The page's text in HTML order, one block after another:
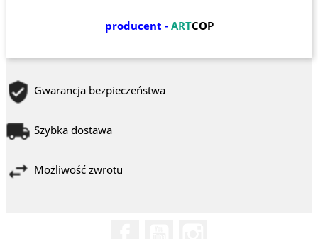
producent - ARTCOP
Gwarancja bezpieczeństwa
Szybka dostawa
Możliwość zwrotu